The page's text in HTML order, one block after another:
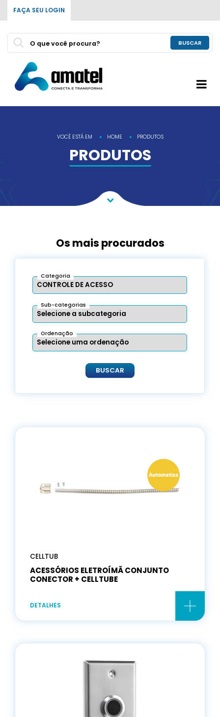
FAÇA SEU LOGIN
BUSCAR
VOCÊ ESTÁ EM HOME PRODUTOS
PRODUTOS
Os mais procurados
Categoria
Sub-categorias
Ordenação
BUSCAR
CELLTUB
ACESSÓRIOS ELETROÍMÃ CONJUNTO
CONECTOR + CELLTUBE
DETALHES